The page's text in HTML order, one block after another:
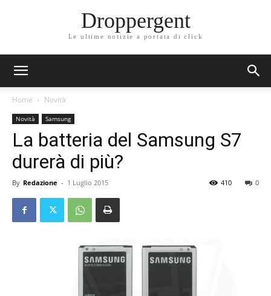
Droppergent
Le ultime notizie a portata di click
Home Novità
Novità Samsung
La batteria del Samsung S7
durerà di più?
By Redazione - 1 Luglio 2015 0
410